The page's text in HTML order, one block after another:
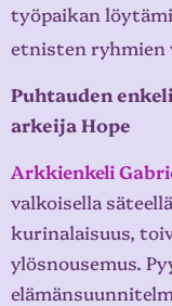
työpaikan
etnisten ryhmien
Puhtauden
arkeija Hope
Arkkienkeli
valkoisella
kurinalaisuus,
ylösnousemus.